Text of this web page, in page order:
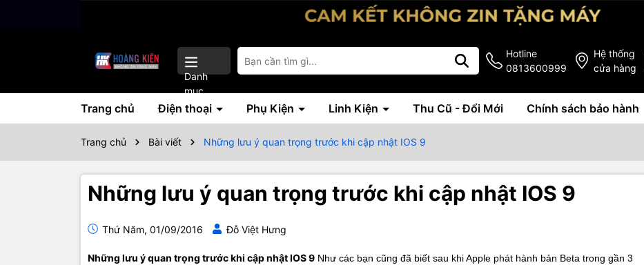
Danh
mục
Hotline
0813600999
Hệ thống
cửa hàng
Trang chủ Điện thoại Phụ Kiện Linh Kiện Thu Cũ - Đổi Mới Chính sách bảo hành
Trang chủ Bài viết Những lưu ý quan trọng trước khi cập nhật IOS 9
Những lưu ý quan trọng trước khi cập nhật IOS 9
Thứ Năm, 01/09/2016 Đỗ Việt Hưng
Những lưu ý quan trọng trước khi cập nhật IOS 9 Như các bạn cũng đã biết sau khi Apple phát hành bản Beta trong gần 3